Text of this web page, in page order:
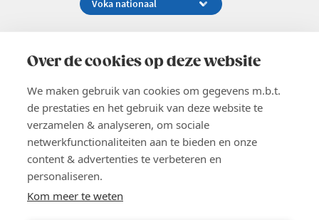
Over de cookies op deze website
We maken gebruik van cookies om gegevens m.b.t.
de prestaties en het gebruik van deze website te
verzamelen & analyseren, om sociale
netwerkfunctionaliteiten aan te bieden en onze
content & advertenties te verbeteren en
personaliseren.
Kom meer te weten
02 229 81 11
EN